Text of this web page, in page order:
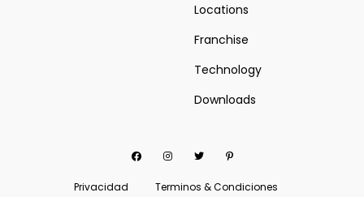
Locations
Franchise
Technology
Downloads
FacebookInstagramTwitterPinterest
Privacidad
Terminos & Condiciones